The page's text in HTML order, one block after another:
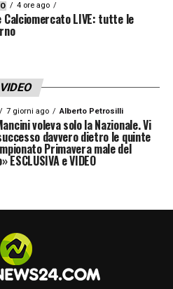
4 ore ago
Calciomercato LIVE: tutte le
VIDEO
7 giorni ago Alberto Petrosilli
voleva solo la Nazionale. Vi
davvero dietro le quinte
Primavera male del
e VIDEO